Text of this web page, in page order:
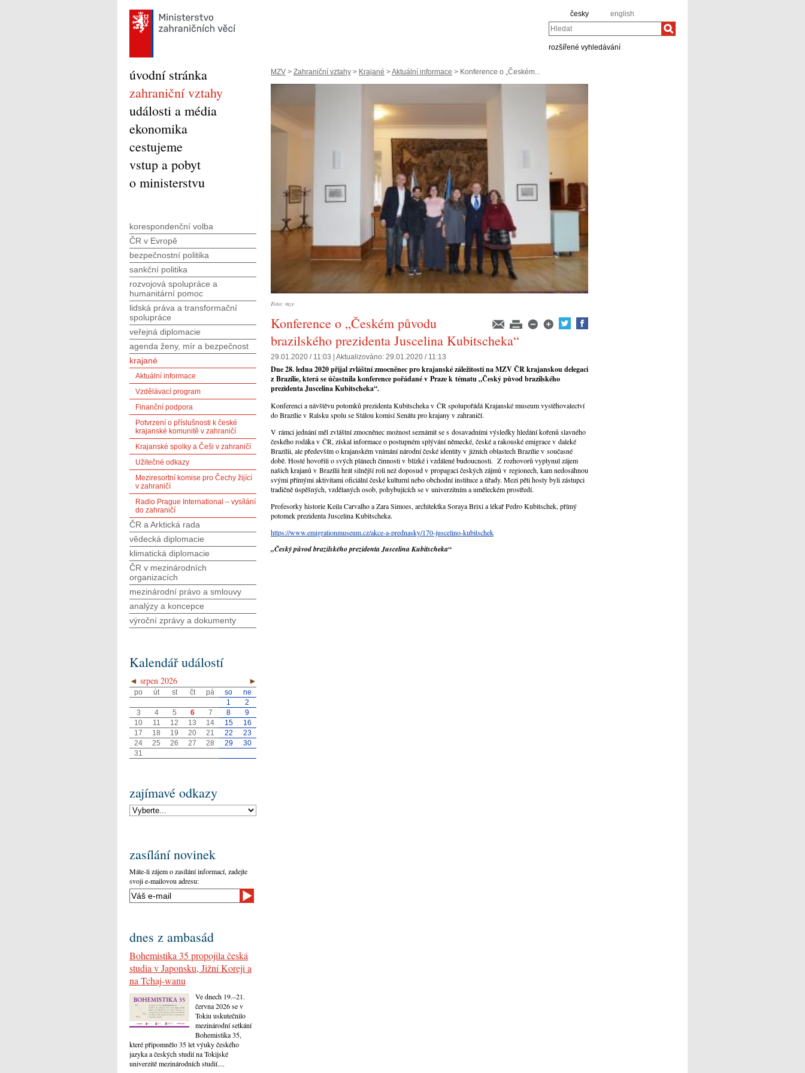
česky english
Hledat
rozšířené vyhledávání
MZV > Zahraniční vztahy > Krajané >Aktuální informace > Konference o „Českém...
Foto: mzv
Konference o „Českém původu
brazilského prezidenta Juscelina Kubitscheka“
29.01.2020 / 11:03 | Aktualizováno: 29.01.2020 / 11:13
Dne 28. ledna 2020 přijal zvláštní zmocněnec pro krajanské záležitosti na MZV ČR krajanskou delegaci
z Brazílie, která se účastnila konference pořádané v Praze k tématu „Český původ brazilského
prezidenta Juscelina Kubitscheka“.
Konferenci a návštěvu potomků prezidenta Kubitscheka v ČR spolupořádá Krajanské museum vystěhovalectví
do Brazílie v Ralsku spolu se Stálou komisí Senátu pro krajany v zahraničí.
V rámci jednání měl zvláštní zmocněnec možnost seznámit se s dosavadními výsledky hledání kořenů slavného
českého rodáka v ČR, získal informace o postupném splývání německé, české a rakouské emigrace v daleké
Brazílii, ale především o krajanském vnímání národní české identity v jižních oblastech Brazílie v současné
době. Hosté hovořili o svých plánech činnosti v blízké i vzdálené budoucnosti. Z rozhovorů vyplynul zájem
našich krajanů v Brazílii hrát silnější roli než doposud v propagaci českých zájmů v regionech, kam nedosáhnou
svými přímými aktivitami oficiální české kulturní nebo obchodní instituce a úřady. Mezi pěti hosty byli zástupci
tradičně úspěšných, vzdělaných osob, pohybujících se v univerzitním a uměleckém prostředí.
Profesorky historie Keila Carvalho a Zara Simoes, architektka Soraya Brixi a lékař Pedro Kubitschek, přímý
potomek prezidenta Juscelina Kubitscheka.
https://www.emigrationmuseum.cz/akce-a-prednasky/170-juscelino-kubitschek
„Český původ brazilského prezidenta Juscelina Kubitscheka“
úvodní stránka
zahraniční vztahy
události a média
ekonomika
cestujeme
vstup a pobyt
o ministerstvu
korespondenční volba
ČR v Evropě
bezpečnostní politika
sankční politika
rozvojová spolupráce a
humanitární pomoc
lidská práva a transformační
spolupráce
veřejná diplomacie
agenda ženy, mír a bezpečnost
krajané
Aktuální informace
Vzdělávací program
Finanční podpora
Potvrzení o příslušnosti k české
krajanské komunitě v zahraničí
Krajanské spolky a Češi v zahraničí
Užitečné odkazy
Meziresortní komise pro Čechy žijící
v zahraničí
Radio Prague International – vysílání
do zahraničí
ČR a Arktická rada
vědecká diplomacie
klimatická diplomacie
ČR v mezinárodních
organizacích
mezinárodní právo a smlouvy
analýzy a koncepce
výroční zprávy a dokumenty
Kalendář událostí
◄ ►
srpen 2026
po út st čt pá so
ne
1
2
3
4 5 6 7 8
9
10
11 12 13 14 15
16
17
18 19 20 21 22
23
24
25 26 27 28 29
30
31
zajímavé odkazy
zasílání novinek
Máte-li zájem o zasílání informací, zadejte
svoji e-mailovou adresu:
dnes z ambasád
Bohemistika 35 propojila česká
studia v Japonsku, Jižní Koreji a
na Tchaj-wanu
Ve dnech 19.–21.
června 2026 se v
Tokiu uskutečnilo
mezinárodní setkání
Bohemistika 35,
které připomnělo 35 let výuky českého
jazyka a českých studií na Tokijské
univerzitě mezinárodních studií....